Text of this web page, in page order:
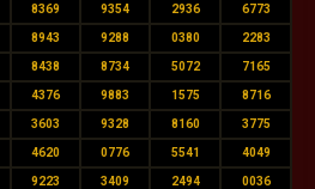
8369 9354 2936 6773
8943 9288 0380 2283
8438 8734 5072 7165
4376 9883 1575 8716
3603 9328 8160 3775
4620 0776 5541 4049
9223 3409 2494 0036